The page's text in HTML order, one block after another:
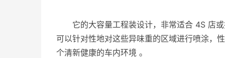
它的大容量工程装设计，非常适合 4S 店
可以针对性地对这些异味重的区域进行喷涂，
个清新健康的车内环境 。